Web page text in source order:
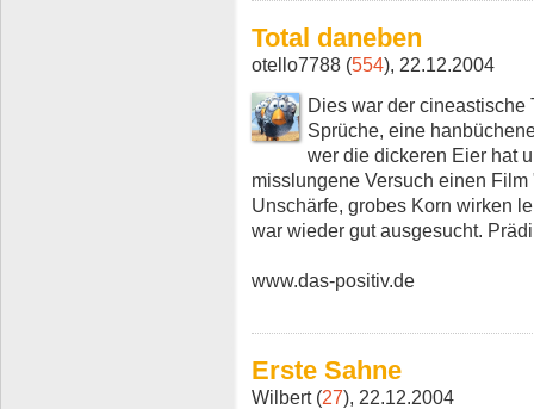
Total daneben
otello7788 (554), 22.12.2004
Dies war der cineastische
Sprüche, eine
wer die dickeren Eier hat
misslungene Versuch einen
Unschärfe, grobes Korn wirken
war wieder gut ausgesucht.
www.das-positiv.de
Erste Sahne
Wilbert (27), 22.12.2004